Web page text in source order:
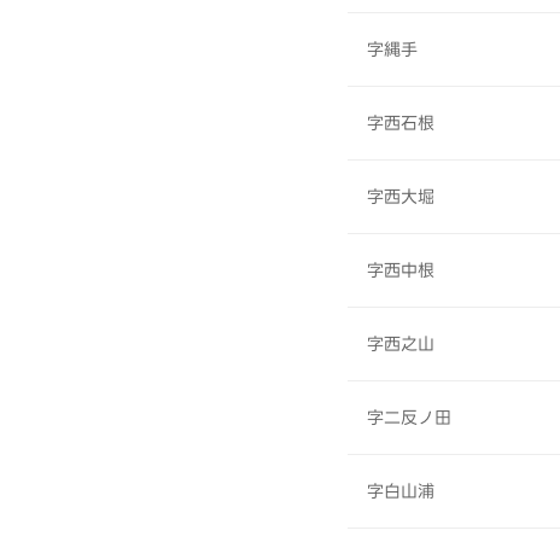
字縄手
字西石根
字西大堀
字西中根
字西之山
字二反ノ田
字白山浦